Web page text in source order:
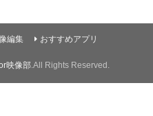
編集 おすすめアプリ
映像部.All Rights Reserved.